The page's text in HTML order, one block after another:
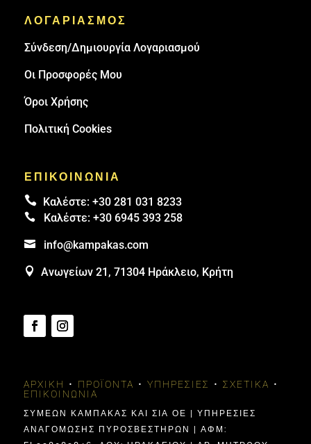
ΛΟΓΑΡΙΑΣΜΟΣ
Σύνδεση/Δημιουργία Λογαριασμού
Οι Προσφορές Μου
Όροι Χρήσης
Πολιτική Cookies
ΕΠΙΚΟΙΝΩΝΙΑ
 Καλέστε: +30 281 031 8233
 Καλέστε: +30 6945 393 258
 info@kampakas.com
 Ανωγείων 21, 71304 Ηράκλειο, Κρήτη
ΑΡΧΙΚΉ • ΠΡΟΪΌΝΤΑ • ΥΠΗΡΕΣΊΕΣ • ΣΧΕΤΙΚΆ •
ΕΠΙΚΟΙΝΩΝΊΑ
ΣΥΜΕΩΝ ΚΑΜΠΑΚΑΣ ΚΑΙ ΣΙΑ ΟΕ | ΥΠΗΡΕΣΙΕΣ
ΑΝΑΓΟΜΩΣΗΣ ΠΥΡΟΣΒΕΣΤΗΡΩΝ | ΑΦΜ: